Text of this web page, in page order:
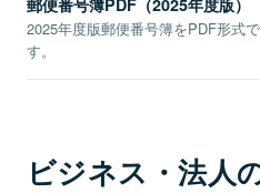
郵便番号簿PDF（2025年度版）
2025年度版郵便番号簿をPDF形式
す。
ビジネス・法人